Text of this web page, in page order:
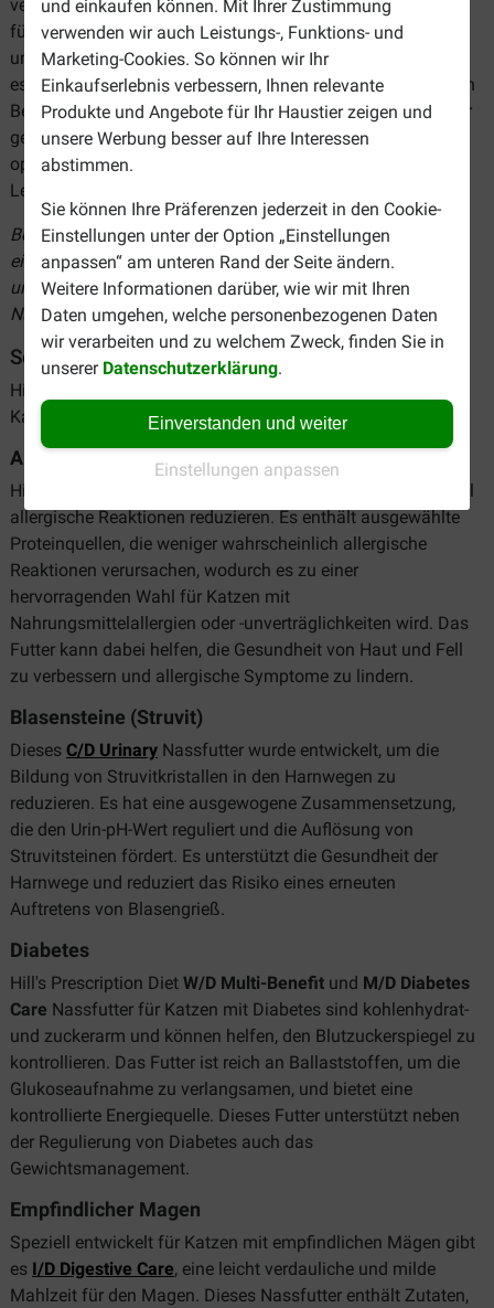
und einkaufen können. Mit Ihrer Zustimmung
verwenden wir auch Leistungs-, Funktions- und
Marketing-Cookies. So können wir Ihr
Einkaufserlebnis verbessern, Ihnen relevante
Produkte und Angebote für Ihr Haustier zeigen und
unsere Werbung besser auf Ihre Interessen
abstimmen.
Sie können Ihre Präferenzen jederzeit in den Cookie-
Einstellungen unter der Option „Einstellungen
anpassen“ am unteren Rand der Seite ändern.
Weitere Informationen darüber, wie wir mit Ihren
Daten umgehen, welche personenbezogenen Daten
wir verarbeiten und zu welchem Zweck, finden Sie in
unserer Datenschutzerklärung.
Einverstanden und weiter
Einstellungen anpassen
vertrauenswürdige Marke mit einem starken Engagement
für die Gesundheit und das Wohlbefinden von Haustieren,
und die Prescription Diet Futterlinie ist für Tierärzte
essentiell bei der Behandlung von Katzen mit medizinischen
Beschwerdebildern. Es bietet Besitzern die Möglichkeit, ihrer
geliebten Katze ein Futter anzubieten, das sie für ihre
optimale Gesundheit benötigt, oder ihr eine bessere
Lebensqualität zu bieten.
Bei Brekz können Sie das beste Diätfutter schnell und
einfach online bestellen. Sehen Sie sich unser Sortiment an
und bestellen Sie jetzt Hill's Prescription Diet Katzen-
Nassfutter zu den günstigsten Preisen!
Sortiment Hill's Prescription Diet Nassfutter
Hier ist eine Auswahl von beliebten Varianten von Hill's
Katzenfutter:
Allergie
Hill's Prescription Diet
allergische Reaktionen reduzieren. Es enthält ausgewählte
Proteinquellen, die weniger wahrscheinlich allergische
Reaktionen verursachen, wodurch es zu einer
hervorragenden Wahl für Katzen mit
Nahrungsmittelallergien oder -unverträglichkeiten wird. Das
Futter kann dabei helfen, die Gesundheit von Haut und Fell
zu verbessern und allergische Symptome zu lindern.
Blasensteine (Struvit)
Dieses C/D Urinary Nassfutter wurde entwickelt, um die
Bildung von Struvitkristallen in den Harnwegen zu
reduzieren. Es hat eine ausgewogene Zusammensetzung,
die den Urin-pH-Wert reguliert und die Auflösung von
Struvitsteinen fördert. Es unterstützt die Gesundheit der
Harnwege und reduziert das Risiko eines erneuten
Auftretens von Blasengrieß.
Diabetes
Hill's Prescription Diet W/D Multi-Benefit und M/D Diabetes
Care Nassfutter für Katzen mit Diabetes sind kohlenhydrat-
und zuckerarm und können helfen, den Blutzuckerspiegel zu
kontrollieren. Das Futter ist reich an Ballaststoffen, um die
Glukoseaufnahme zu verlangsamen, und bietet eine
kontrollierte Energiequelle. Dieses Futter unterstützt neben
der Regulierung von Diabetes auch das
Gewichtsmanagement.
Empfindlicher Magen
Speziell entwickelt für Katzen mit empfindlichen Mägen gibt
es I/D Digestive Care, eine leicht verdauliche und milde
Mahlzeit für den Magen. Dieses Nassfutter enthält Zutaten,